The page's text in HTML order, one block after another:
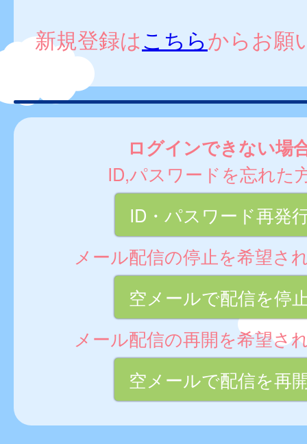
新規登録はこちらからお願
ログインできない場
ID,パスワードを忘れた
ID・パスワード再発
メール配信の停止を希望さ
空メールで配信を停
メール配信の再開を希望さ
空メールで配信を再